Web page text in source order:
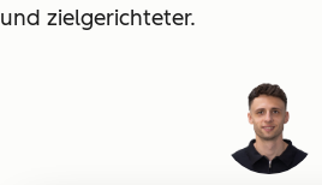
und zielgerichteter.